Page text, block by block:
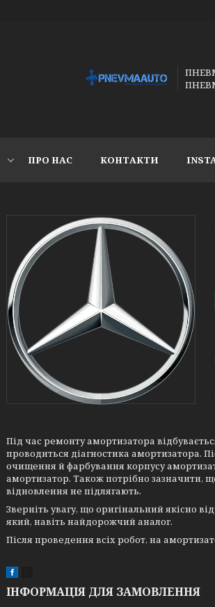
ПРО НАС КОНТАКТИ
Під час ремонту амортизатора
проводиться діагностика амортизатора.
очищення й фарбування корпусу
амортизатор. Також потрібно зазначити,
відновлення не підлягають.
Зверніть увагу, що оригінальний якісно
який, навіть найдорожчий аналог.
Після проведення всіх робот, на
ІНФОРМАЦІЯ ДЛЯ ЗАМОВЛЕННЯ